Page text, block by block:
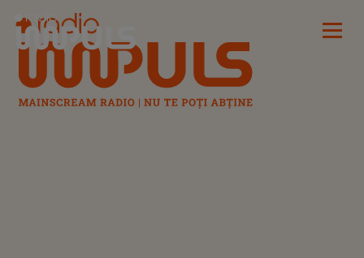
Radio Impuls